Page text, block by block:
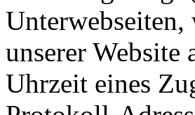
Unterwebseiten,
unserer Website
Uhrzeit eines